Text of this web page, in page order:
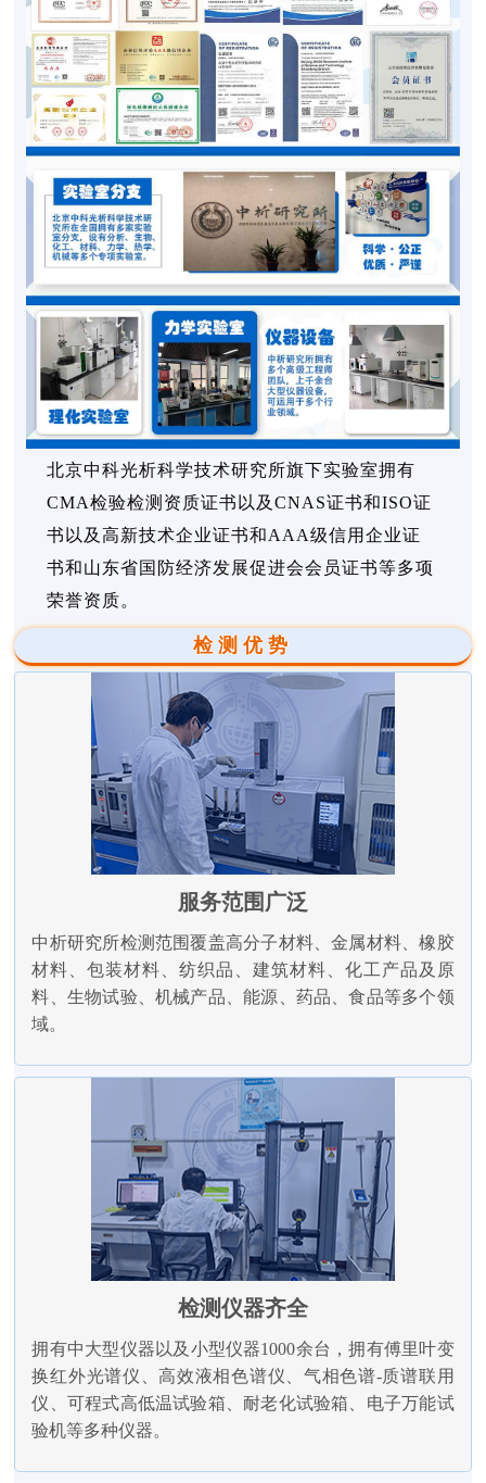
北京中科光析科学技术研究所旗下实验室拥有
CMA检验检测资质证书以及CNAS证书和ISO证
书以及高新技术企业证书和AAA级信用企业证
书和山东省国防经济发展促进会会员证书等多项
荣誉资质。
检测优势
服务范围广泛
中析研究所检测范围覆盖高分子材料、金属材料、橡胶
材料、包装材料、纺织品、建筑材料、化工产品及原
料、生物试验、机械产品、能源、药品、食品等多个领
域。
检测仪器齐全
拥有中大型仪器以及小型仪器1000余台，拥有傅里叶变
换红外光谱仪、高效液相色谱仪、气相色谱-质谱联用
仪、可程式高低温试验箱、耐老化试验箱、电子万能试
验机等多种仪器。